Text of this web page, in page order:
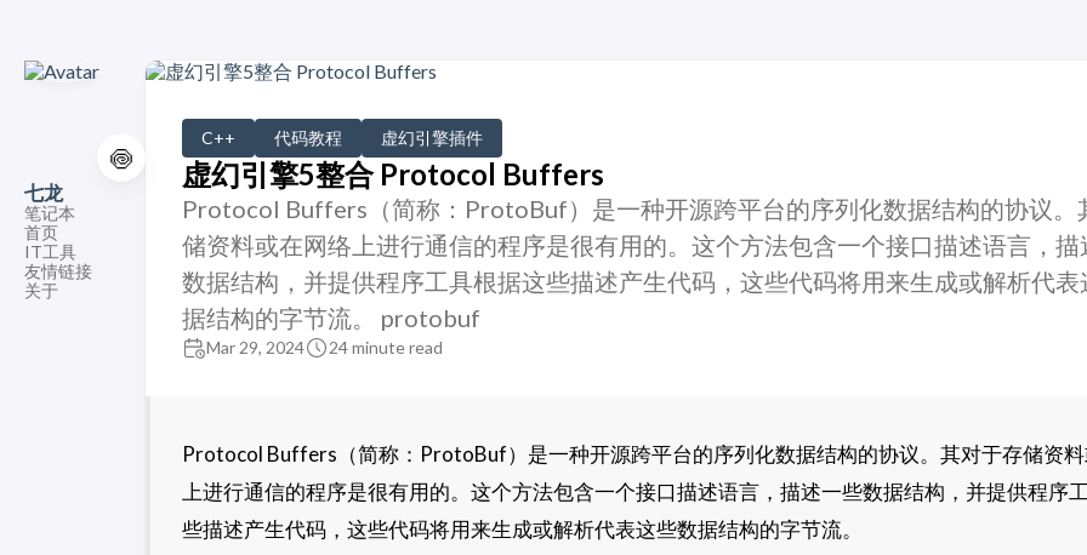
🍥
七龙
笔记本
首页
IT工具
友情链接
关于
C++ 代码教程 虚幻引擎插件
虚幻引擎5整合 Protocol Buffers
Protocol Buffers（简称：ProtoBuf）是一种开源跨平台的序列化数据结构的协议。
储资料或在网络上进行通信的程序是很有用的。这个方法包含一个接口描述语言，描
数据结构，并提供程序工具根据这些描述产生代码，这些代码将用来生成或解析代表
据结构的字节流。 protobuf
Mar 29, 2024 24 minute read
Protocol Buffers（简称：ProtoBuf）是一种开源跨平台的序列化数据结构的协议。其对于存储资
上进行通信的程序是很有用的。这个方法包含一个接口描述语言，描述一些数据结构，并提供程序
些描述产生代码，这些代码将用来生成或解析代表这些数据结构的字节流。